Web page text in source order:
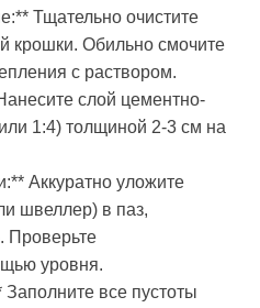
Тщательно очистите
крошки. Обильно смочите
с раствором.
слой цементно-
1:4) толщиной 2-3 см на
Аккуратно уложите
швеллер) в паз,
Проверьте
уровня.
Заполните все пустоты